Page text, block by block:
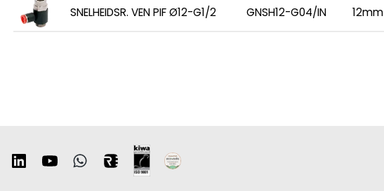
SNELHEIDSR. VEN PIF Ø12-G1/2 GNSH12-G04/IN 12mm